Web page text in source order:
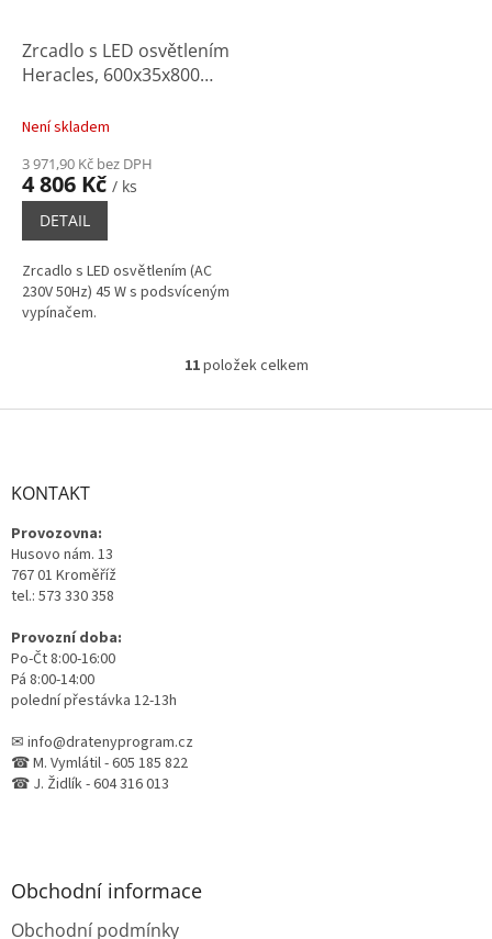
Zrcadlo s LED osvětlením
Heracles, 600x35x800
Není skladem
3 971,90 Kč bez DPH
4 806 Kč / ks
DETAIL
Zrcadlo s LED osvětlením (AC
230V 50Hz) 45 W s podsvíceným
vypínačem.
O
l
11položek celkem
Z
KONTAKT
Provozovna:
Husovo nám. 13
767 01 Kroměříž
tel.: 573 330 358
Provozní doba:
Po-Čt 8:00-16:00
Pá 8:00-14:00
polední přestávka 12-13h
✉ info@dratenyprogram.cz
☎ M. Vymlátil - 605 185 822
☎ J. Židlík - 604 316 013
Obchodní informace
Obchodní podmínky